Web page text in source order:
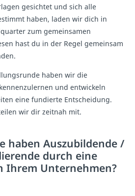
gesichtet und sich alle
haben, laden wir dich in
zum gemeinsamen
hast du in der Regel gemeinsam
haben wir die
und entwickeln
eine fundierte Entscheidung.
wir dir zeitnah mit.
haben Auszubildende /
durch eine
Ihrem Unternehmen?